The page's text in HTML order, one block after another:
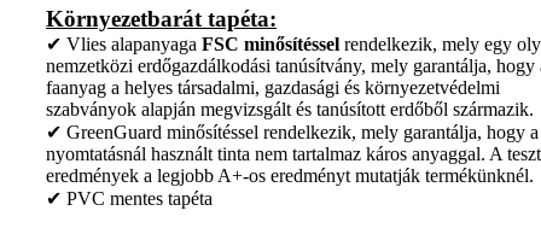
Környezetbarát tapéta:
✔ Vlies alapanyaga FSC minősítéssel rendelkezik, mely egy
nemzetközi erdőgazdálkodási tanúsítvány, mely garantálja, hogy
faanyag a helyes társadalmi, gazdasági és környezetvédelmi
szabványok alapján megvizsgált és tanúsított erdőből származik.
✔ GreenGuard minősítéssel rendelkezik, mely garantálja, hogy a
nyomtatásnál használt tinta nem tartalmaz káros anyaggal. A teszt
eredmények a legjobb A+-os eredményt mutatják termékünknél.
✔ PVC mentes tapéta